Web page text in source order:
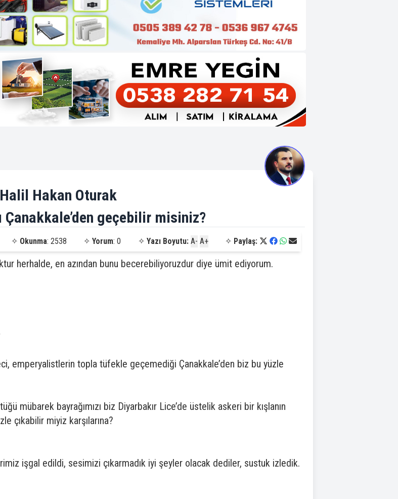
Halil Hakan Oturak
Çanakkale’den geçebilir misiniz?
✧ Okunma: 2538 ✧Yorum: 0 ✧ Yazı Boyutu: A- A+ ✧ Paylaş:
herhalde, en azından bunu becerebiliyoruzdur diye ümit ediyorum.
emperyalistlerin topla tüfekle geçemediği Çanakkale’den biz bu yüzle
mübarek bayrağımızı biz Diyarbakır Lice’de üstelik askeri bir kışlanın
çıkabilir miyiz karşılarına?
işgal edildi, sesimizi çıkarmadık iyi şeyler olacak dediler, sustuk izledik.